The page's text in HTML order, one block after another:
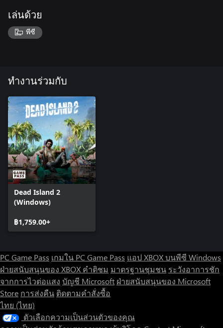
เล่นด้วย
พีซี
ทำงานร่วมกับ
Dead Island 2
(Windows)
฿1,759.00+
PC Game Pass เกมใน PC Game Pass แอป XBOX บนพีซี Windows
ฝ่ายสนับสนุนของ XBOX คำติชม มาตรฐานชุมชน ระวังอาการชัก
จากการไวต่อแสง บัญชี Microsoft ฝ่ายสนับสนุนของ Microsoft
Store การส่งคืน ติดตามคำสั่งซื้อ
ไทย (ไทย)
ตัวเลือกความเป็นส่วนตัวของคุณ